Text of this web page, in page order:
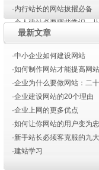
·内行站长的网站拔擢必备
·个人建站必要哪些常识，
·宜昌网站开发建设的前前后
最新文章
·中小企业如何建设网站
·如何制作网站才能提高网
·企业为什么要做网站：二
·企业建设网站的20个理由
·企业上网的更多优点
·如何让你网站的用户变为
·新手站长必须客克服的九
·建站学习